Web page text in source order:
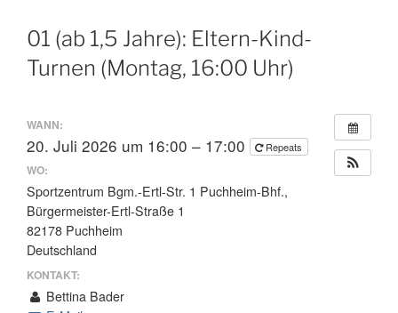
01 (ab 1,5 Jahre): Eltern-Kind-
Turnen (Montag, 16:00 Uhr)
WANN:
20. Juli 2026 um 16:00 – 17:00 Repeats
WO:
Sportzentrum Bgm.-Ertl-Str. 1 Puchheim-Bhf.,
Bürgermeister-Ertl-Straße 1
82178 Puchheim
Deutschland
KONTAKT:
Bettina Bader